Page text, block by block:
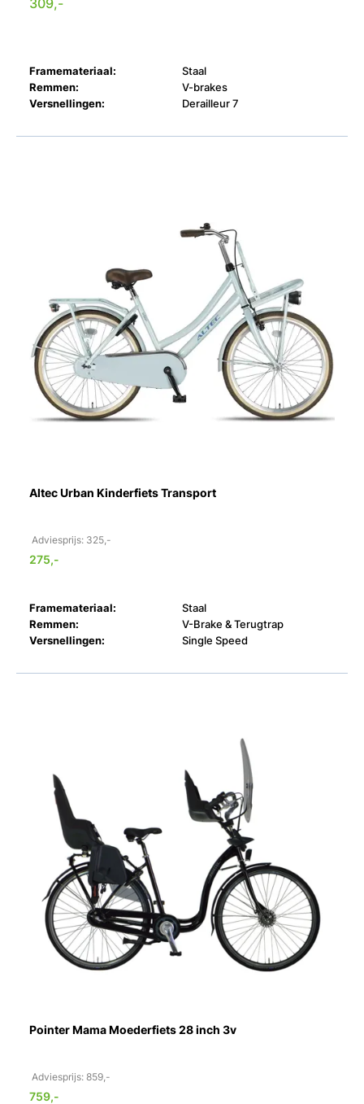
Framemateriaal:
Staal
Remmen:
V-brakes
Versnellingen:
Derailleur 7
Altec Urban Kinderfiets Transport
Adviesprijs: 325,-
275,-
Framemateriaal:
Staal
Remmen:
V-Brake & Terugtrap
Versnellingen:
Single Speed
Pointer Mama Moederfiets 28 inch 3v
Adviesprijs: 859,-
759,-